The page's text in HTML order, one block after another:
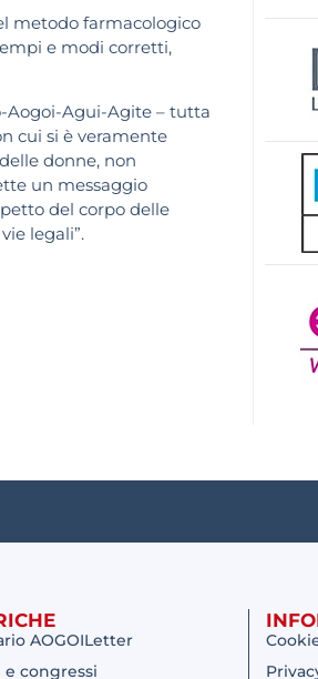
metodo farmacologico
e modi corretti,
Aogoi-Agui-Agite – tutta
cui si è veramente
donne, non
un messaggio
del corpo delle
legali”.
AOGOILetter
e congressi